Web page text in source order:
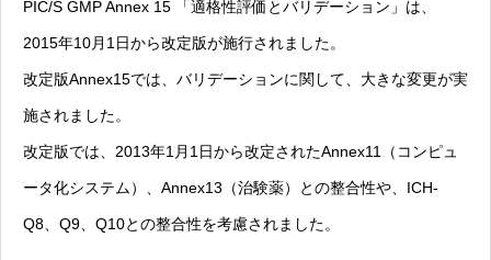
PIC/S GMP Annex 15 「適格性評価とバリデーション」は、
2015年10月1日から改定版が施行されました。
改定版Annex15では、バリデーションに関して、大きな変更が実
施されました。
改定版では、2013年1月1日から改定されたAnnex11（コンピュ
ータ化システム）、Annex13（治験薬）との整合性や、ICH-
Q8、Q9、Q10との整合性を考慮されました。